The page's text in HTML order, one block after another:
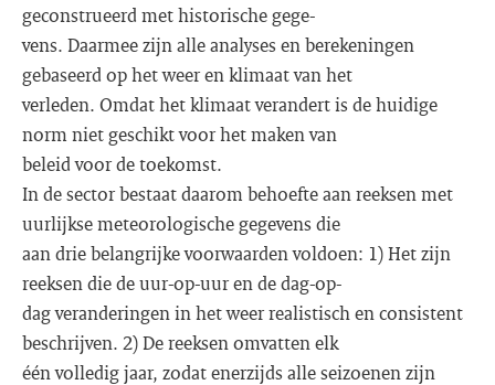
geconstrueerd met historische gege-
vens. Daarmee zijn alle analyses en berekeningen
gebaseerd op het weer en klimaat van het
verleden. Omdat het klimaat verandert is de huidige
norm niet geschikt voor het maken van
beleid voor de toekomst.
In de sector bestaat daarom behoefte aan reeksen met
uurlijkse meteorologische gegevens die
aan drie belangrijke voorwaarden voldoen: 1) Het zijn
reeksen die de uur-op-uur en de dag-op-
dag veranderingen in het weer realistisch en consistent
beschrijven. 2) De reeksen omvatten elk
één volledig jaar, zodat enerzijds alle seizoenen zijn